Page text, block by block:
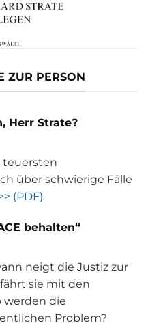
ZUR PERSON
Herr Strate?
teuersten
über schwierige Fälle
(PDF)
behalten“
neigt die Justiz zur
sie mit den
werden die
Problem?